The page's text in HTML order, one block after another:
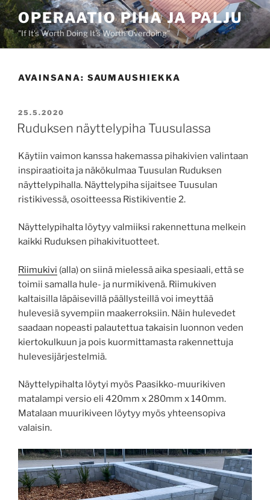
Siirry
sisältöönOPERAATIO PIHA JA PALJU
"If It's Worth Doing It's Worth Overdoing"
AVAINSANA: SAUMAUSHIEKKA
JULKAISTU
25.5.2020
Ruduksen näyttelypiha Tuusulassa
Käytiin vaimon kanssa hakemassa pihakivien valintaan
inspiraatioita ja näkökulmaa Tuusulan Ruduksen
näyttelypihalla. Näyttelypiha sijaitsee Tuusulan
ristikivessä, osoitteessa Ristikiventie 2.
Näyttelypihalta löytyy valmiiksi rakennettuna melkein
kaikki Ruduksen pihakivituotteet.
Riimukivi (alla) on siinä mielessä aika spesiaali, että se
toimii samalla hule- ja nurmikivenä. Riimukiven
kaltaisilla läpäisevillä päällysteillä voi imeyttää
hulevesiä syvempiin maakerroksiin. Näin hulevedet
saadaan nopeasti palautettua takaisin luonnon veden
kiertokulkuun ja pois kuormittamasta rakennettuja
hulevesijärjestelmiä.
Näyttelypihalta löytyi myös Paasikko-muurikiven
matalampi versio eli 420mm x 280mm x 140mm.
Matalaan muurikiveen löytyy myös yhteensopiva
valaisin.